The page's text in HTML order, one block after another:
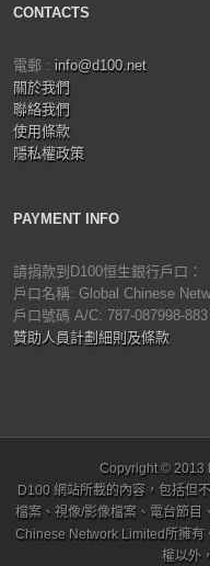
CONTACTS
電郵 : info@d100.net
關於我們
聯絡我們
使用條款
隱私權政策
PAYMENT INFO
請捐款到D100恒生銀行戶口：
戶口名稱: Global Chinese
戶口號碼 A/C: 787-087998-883
贊助人員計劃細則及條款
Copyright © 2013
D100 網站所載的內容，包括但
檔案、視像/影像檔案、電台節目
Chinese Network Limited所擁
權以外